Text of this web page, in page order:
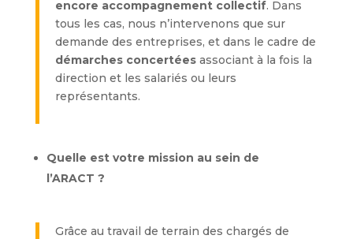
encore accompagnement collectif. Dans
tous les cas, nous n’intervenons que sur
demande des entreprises, et dans le cadre de
démarches concertéesassociant à la fois la
direction et les salariés ou leurs
représentants.
Quelle est votre mission au sein de
l’ARACT ?
Grâce au travail de terrain des chargés de